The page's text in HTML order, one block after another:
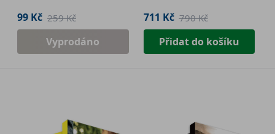
99 Kč 259 Kč
Vyprodáno
711 Kč 790 Kč
Přidat do košíku